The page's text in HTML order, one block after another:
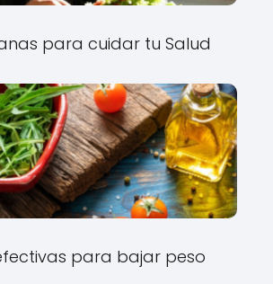
para cuidar tu Salud
para bajar peso